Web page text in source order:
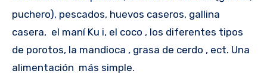
puchero), pescados, huevos caseros, gallina
casera, el maní Ku i, el coco , los diferentes tipos
de porotos, la mandioca , grasa de cerdo , ect. Una
alimentación más simple.